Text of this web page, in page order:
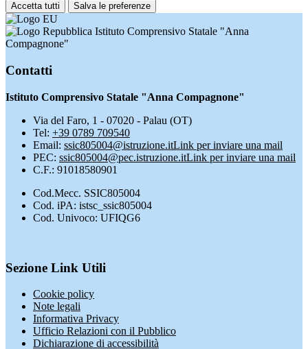
Accetta tutti Salva le preferenze
Istituto Comprensivo Statale "Anna
Compagnone"
Contatti
Istituto Comprensivo Statale "Anna Compagnone"
Via del Faro, 1 - 07020 - Palau (OT)
Tel: +39 0789 709540
Email: ssic805004@istruzione.itLink per inviare una mail
PEC: ssic805004@pec.istruzione.itLink per inviare una mail
C.F.: 91018580901
Cod.Mecc. SSIC805004
Cod. iPA: istsc_ssic805004
Cod. Univoco: UFIQG6
Sezione Link Utili
Cookie policy
Note legali
Informativa Privacy
Ufficio Relazioni con il Pubblico
Dichiarazione di accessibilità